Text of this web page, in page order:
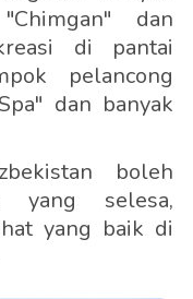
dan
di pantai
pelancong
dan banyak
boleh
yang selesa,
yang baik di